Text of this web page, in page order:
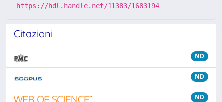
https://hdl.handle.net/11383/1683194
Citazioni
ND
ND
ND